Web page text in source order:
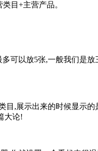
目+主营产品。
可以放5张,一般我们是
,展示出来的时候显示
大论!